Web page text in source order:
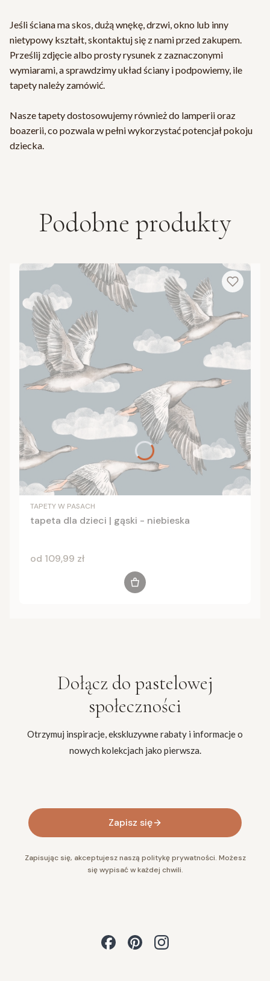
Jeśli ściana ma skos, dużą wnękę, drzwi, okno lub inny
nietypowy kształt, skontaktuj się z nami przed zakupem.
Prześlij zdjęcie albo prosty rysunek z zaznaczonymi
wymiarami, a sprawdzimy układ ściany i podpowiemy, ile
tapety należy zamówić.
Nasze tapety dostosowujemy również do lamperii oraz
boazerii, co pozwala w pełni wykorzystać potencjał pokoju
dziecka.
Podobne produkty
TAPETY W PASACH
tapeta dla dzieci | gąski - niebieska
Cena
od 109,99 zł
Zobacz produkt
Dołącz do pastelowej
społeczności
Otrzymuj inspiracje, ekskluzywne rabaty i informacje o
nowych kolekcjach jako pierwsza.
Zapisz się
Zapisując się, akceptujesz naszą politykę prywatności. Możesz
się wypisać w każdej chwili.